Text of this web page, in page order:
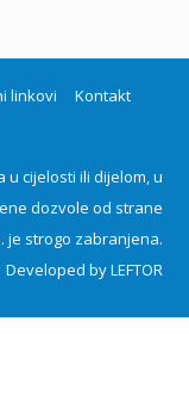
linkovi Kontakt
u cijelosti ili dijelom, u
dozvole od strane
je strogo zabranjena.
Developed byLEFTOR